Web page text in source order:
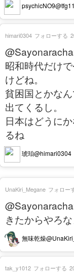
psychicNO9@tfg11
昭和時代だけ
けどね。
貧困国とかな
出てくるし。
日本はどうに
るね
琥珀@himari0304
himari0304 フォローする
きたからやろ
無味乾燥
UnaKiri_Megane フォロー
tak_y1012 フォローする